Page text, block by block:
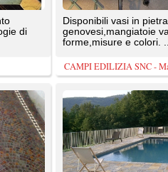
gorietti srl - La Pietra di Pianello
Pavimento in Marmo realizzato a
disegno utilizzando diversi marmi
pregiati con tonalità, ...